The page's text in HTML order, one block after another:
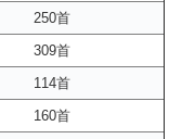
250首
309首
114首
160首